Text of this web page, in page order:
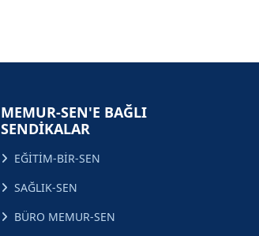
MEMUR-SEN'E BAĞLI
SENDİKALAR
EĞİTİM-BİR-SEN
SAĞLIK-SEN
BÜRO MEMUR-SEN